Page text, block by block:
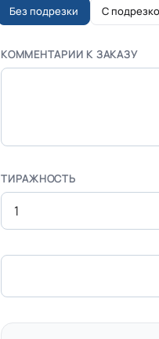
Без подрезки С
КОММЕНТАРИИ К ЗАКАЗУ
ТИРАЖНОСТЬ